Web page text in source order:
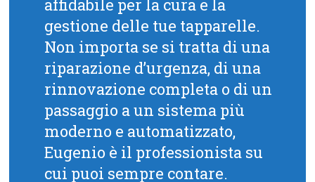
affidabile per la cura e la
gestione delle tue tapparelle.
Non importa se si tratta di una
riparazione d’urgenza, di una
rinnovazione completa o di un
passaggio a un sistema più
moderno e automatizzato,
Eugenio è il professionista su
cui puoi sempre contare.